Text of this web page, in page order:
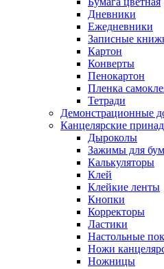
Дневники
Ежедневники
Записные
Картон
Конверты
Пенокартон
Пленка
Тетради
Демонстрационные
Канцелярские
Дыроколы
Зажимы для
Калькуляторы
Клей
Клейкие ленты
Кнопки
Корректоры
Ластики
Настольные
Ножи
Ножницы